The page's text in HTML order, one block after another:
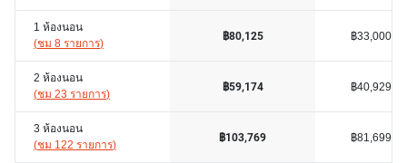
1 ห้องนอน
(ชม 8 รายการ)
2 ห้องนอน
(ชม 23 รายการ)
3 ห้องนอน
(ชม 122 รายการ)
฿80,125
฿59,174
฿103,769
฿33,000
฿40,929
฿81,699